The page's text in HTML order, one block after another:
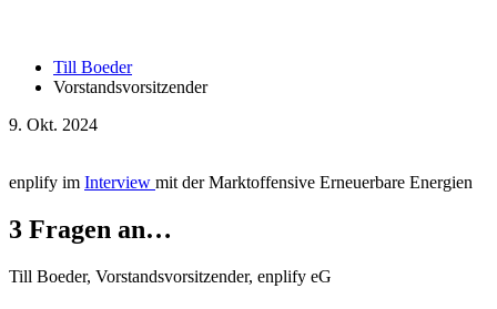
Till Boeder
Vorstandsvorsitzender
9. Okt. 2024
enplify im Interview mit der Marktoffensive Erneuerbare Energien
3 Fragen an…
Till Boeder, Vorstandsvorsitzender, enplify eG